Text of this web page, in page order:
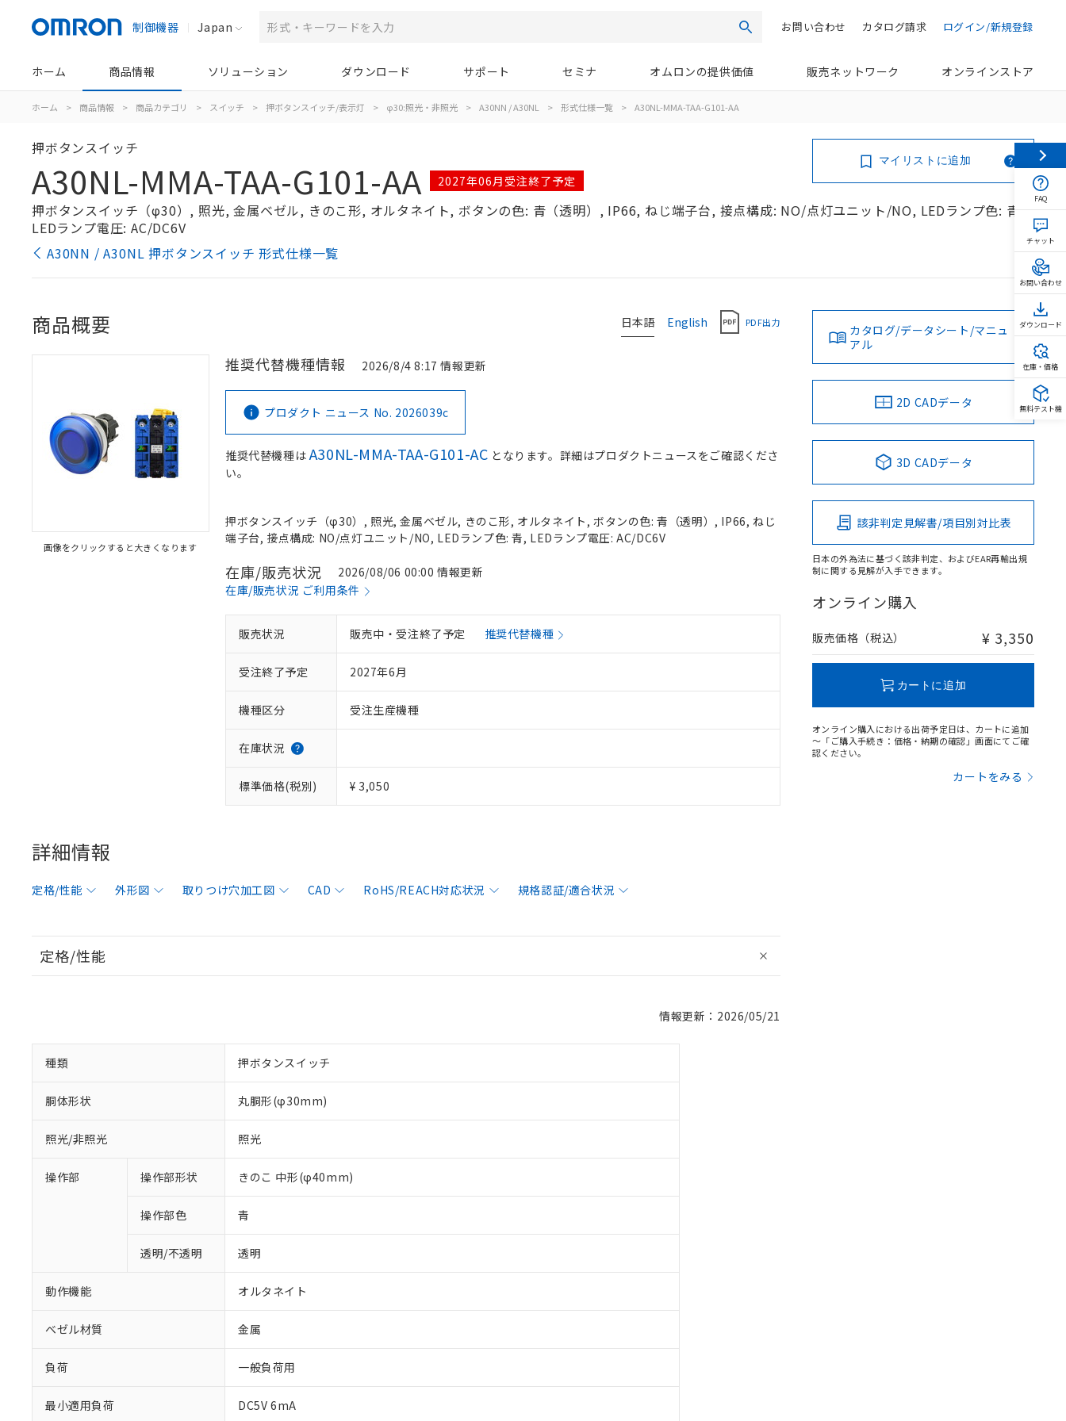
制御機器 Japan 検索 ログイン/新規登録
カタログ請求
お問い合わせ
ホーム 商品情報 ソリューション ダウンロード サポート セミナ オムロンの提供価値 販売ネットワーク オンラインストア
ホーム > 商品情報 > 商品カテゴリ > スイッチ > 押ボタンスイッチ/表示灯 > φ30:照光・非照光 > A30NN / A30NL > 形式仕様一覧 > A30NL-MMA-TAA-G101-AA
押ボタンスイッチ
A30NL-MMA-TAA-G101-AA 2027年06月受注終了予定
押ボタンスイッチ（φ30）, 照光, 金属ベゼル, きのこ形, オルタネイト, ボタンの色: 青（透明）, IP66, ねじ端子台, 接点構成: NO/点灯ユニット/NO, LEDランプ色: 青,
LEDランプ電圧: AC/DC6V
A30NN / A30NL 押ボタンスイッチ 形式仕様一覧
マイリストに追加
日本語 English PDF出力
商品概要
画像をクリックすると大きくなります
推奨代替機種情報 2026/8/4 8:17 情報更新
プロダクト ニュース No. 2026039c
推奨代替機種はA30NL-MMA-TAA-G101-AC となります。詳細はプロダクトニュースをご確認くださ
い。
押ボタンスイッチ（φ30）, 照光, 金属ベゼル, きのこ形, オルタネイト, ボタンの色: 青（透明）, IP66, ねじ
端子台, 接点構成: NO/点灯ユニット/NO, LEDランプ色: 青, LEDランプ電圧: AC/DC6V
在庫/販売状況
2026/08/06 00:00 情報更新
在庫/販売状況 ご利用条件
販売状況 販売中・受注終了予定 推奨代替機種
受注終了予定 2027年6月
機種区分 受注生産機種
在庫状況
標準価格(税別) ¥ 3,050
詳細情報
定格/性能 外形図 取りつけ穴加工図 CAD RoHS/REACH対応状況 規格認証/適合状況
定格/性能
情報更新：2026/05/21
種類 押ボタンスイッチ
胴体形状 丸胴形(φ30mm)
照光/非照光 照光
操作部 操作部形状 きのこ 中形(φ40mm)
操作部色 青
透明/不透明 透明
動作機能 オルタネイト
ベゼル材質 金属
負荷 一般負荷用
最小適用負荷 DC5V 6mA
カタログ/データシート/マニュ
アル
2D CADデータ
3D CADデータ
該非判定見解書/項目別対比表
日本の外為法に基づく該非判定、およびEAR再輸出規
制に関する見解が入手できます。
オンライン購入
販売価格（税込） ¥ 3,350
カートに追加
オンライン購入における出荷予定日は、カートに追加
～「ご購入手続き：価格・納期の確認」画面にてご確
認ください。
カートをみる
※1 対応状況
FAQ
チャット
お問い合わせ
ダウンロード
在庫・価格
無料テスト機